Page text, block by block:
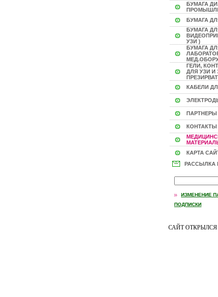
БУМАГА
БУМАГА
БУМАГА
УЗИ )
БУМАГА
ГЕЛИ,
ДЛЯ УЗИ И
КАБЕЛИ
ПАРТНЕРЫ
КОНТАКТЫ
КАРТА
РАССЫЛКА
ИЗМЕНЕНИЕ
ПОДПИСКИ
САЙТ ОТКРЫЛСЯ